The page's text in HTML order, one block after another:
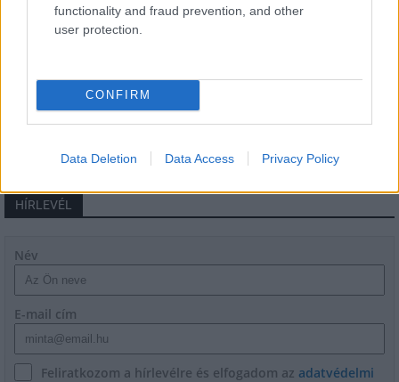
functionality and fraud prevention, and other
user protection.
CONFIRM
Data Deletion Data Access Privacy Policy
Hódmezővásárhely jó hírű református
iskoláját
HÍRLEVÉL
Név
E-mail cím
Feliratkozom a hírlevélre és elfogadom az adatvédelmi